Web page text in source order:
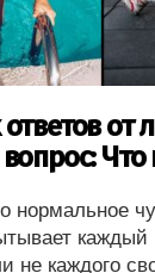
от
нормальное
каждый
не каждого